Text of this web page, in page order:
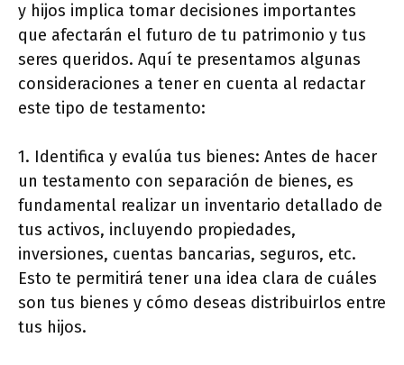
y hijos implica tomar decisiones importantes
que afectarán el futuro de tu patrimonio y tus
seres queridos. Aquí te presentamos algunas
consideraciones a tener en cuenta al redactar
este tipo de testamento:
1. Identifica y evalúa tus bienes: Antes de hacer
un testamento con separación de bienes, es
fundamental realizar un inventario detallado de
tus activos, incluyendo propiedades,
inversiones, cuentas bancarias, seguros, etc.
Esto te permitirá tener una idea clara de cuáles
son tus bienes y cómo deseas distribuirlos entre
tus hijos.